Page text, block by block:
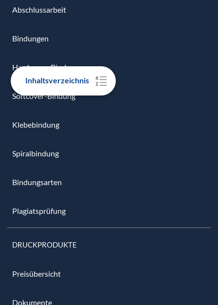
Inhaltsverzeichnis
Abschlussarbeit
Bindungen
Hardcover-Bindung
Softcover-Bindung
Klebebindung
Spiralbindung
Bindungsarten
Plagiatsprüfung
DRUCKPRODUKTE
Preisübersicht
Dokumente